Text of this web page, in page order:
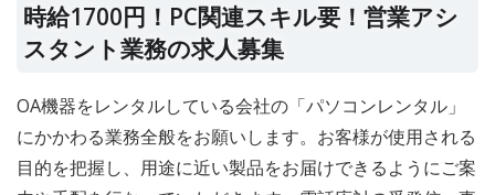
時給1700円！PC関連スキル要！営業アシ
スタント業務の求人募集
OA機器をレンタルしている会社の「パソコンレンタル」
にかかわる業務全般をお願いします。お客様が使用される
目的を把握し、用途に近い製品をお届けできるようにご案